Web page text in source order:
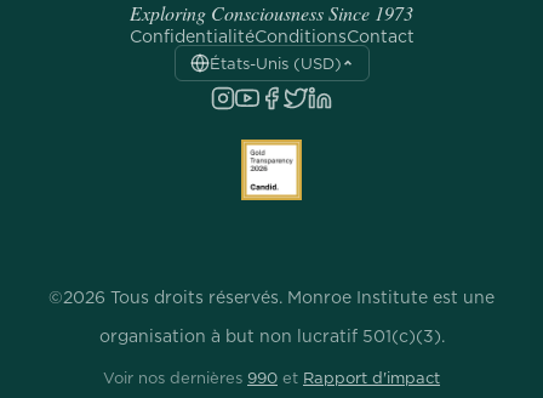
Exploring Consciousness Since 1973
ConfidentialitéConditionsContact
États-Unis (USD)
©2026 Tous droits réservés. Monroe Institute est une
organisation à but non lucratif 501(c)(3).
Voir nos dernières 990 et Rapport d'impact